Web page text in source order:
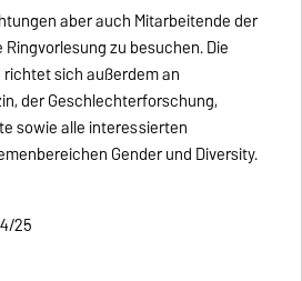
aber auch Mitarbeitende der
Ringvorlesung zu besuchen. Die
sich außerdem an
der Geschlechterforschung,
sowie alle interessierten
Gender und Diversity.
25